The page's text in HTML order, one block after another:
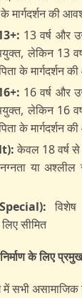
के मार्गदर्शन की
13 वर्ष और
लेकिन 13
के मार्गदर्शन
16 वर्ष और
लेकिन 16
के मार्गदर्शन
केवल 18 वर्ष
या अश्लील
सीमित
निर्माण के लिए
सभी असामाजिक